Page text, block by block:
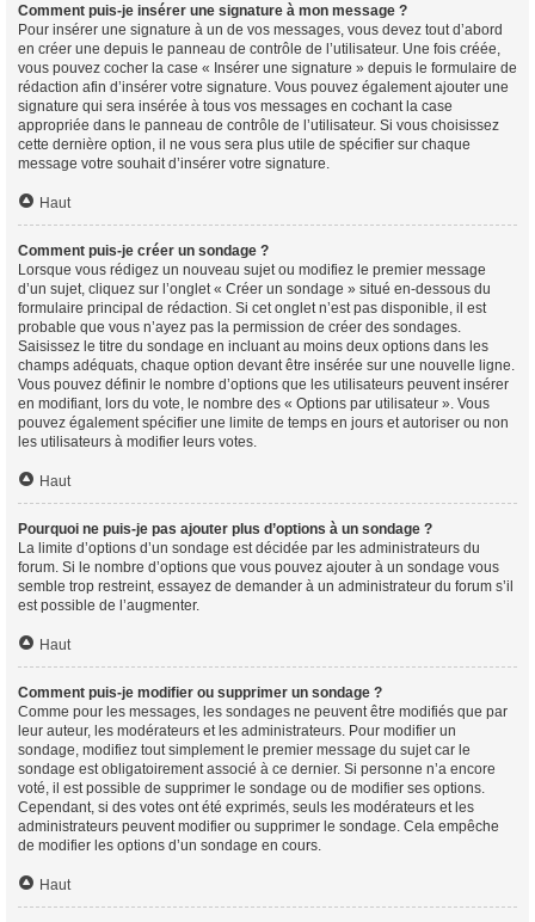
Comment puis-je insérer une signature à mon message ?
Pour insérer une signature à un de vos messages, vous devez tout d’abord
en créer une depuis le panneau de contrôle de l’utilisateur. Une fois créée,
vous pouvez cocher la case « Insérer une signature » depuis le formulaire de
rédaction afin d’insérer votre signature. Vous pouvez également ajouter une
signature qui sera insérée à tous vos messages en cochant la case
appropriée dans le panneau de contrôle de l’utilisateur. Si vous choisissez
cette dernière option, il ne vous sera plus utile de spécifier sur chaque
message votre souhait d’insérer votre signature.
Haut
Comment puis-je créer un sondage ?
Lorsque vous rédigez un nouveau sujet ou modifiez le premier message
d’un sujet, cliquez sur l’onglet « Créer un sondage » situé en-dessous du
formulaire principal de rédaction. Si cet onglet n’est pas disponible, il est
probable que vous n’ayez pas la permission de créer des sondages.
Saisissez le titre du sondage en incluant au moins deux options dans les
champs adéquats, chaque option devant être insérée sur une nouvelle ligne.
Vous pouvez définir le nombre d’options que les utilisateurs peuvent insérer
en modifiant, lors du vote, le nombre des « Options par utilisateur ». Vous
pouvez également spécifier une limite de temps en jours et autoriser ou non
les utilisateurs à modifier leurs votes.
Haut
Pourquoi ne puis-je pas ajouter plus d’options à un sondage ?
La limite d’options d’un sondage est décidée par les administrateurs du
forum. Si le nombre d’options que vous pouvez ajouter à un sondage vous
semble trop restreint, essayez de demander à un administrateur du forum s’il
est possible de l’augmenter.
Haut
Comment puis-je modifier ou supprimer un sondage ?
Comme pour les messages, les sondages ne peuvent être modifiés que par
leur auteur, les modérateurs et les administrateurs. Pour modifier un
sondage, modifiez tout simplement le premier message du sujet car le
sondage est obligatoirement associé à ce dernier. Si personne n’a encore
voté, il est possible de supprimer le sondage ou de modifier ses options.
Cependant, si des votes ont été exprimés, seuls les modérateurs et les
administrateurs peuvent modifier ou supprimer le sondage. Cela empêche
de modifier les options d’un sondage en cours.
Haut